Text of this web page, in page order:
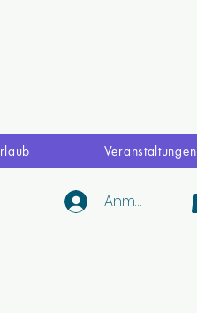
Veranstaltungen
Anmelden